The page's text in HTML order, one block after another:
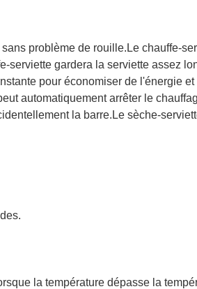
problème de rouille.Le chauffe-
serviette gardera la serviette assez
pour économiser de l'énergie et
automatiquement arrêter le
la barre.Le sèche-
la température dépasse la